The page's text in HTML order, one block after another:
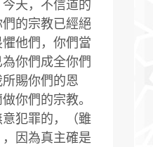
天，不信道的
的宗教已經絕
他們，你們當
你們成全你們
賜你們的恩
你們的宗教。
犯罪的，（雖
因為真主確是